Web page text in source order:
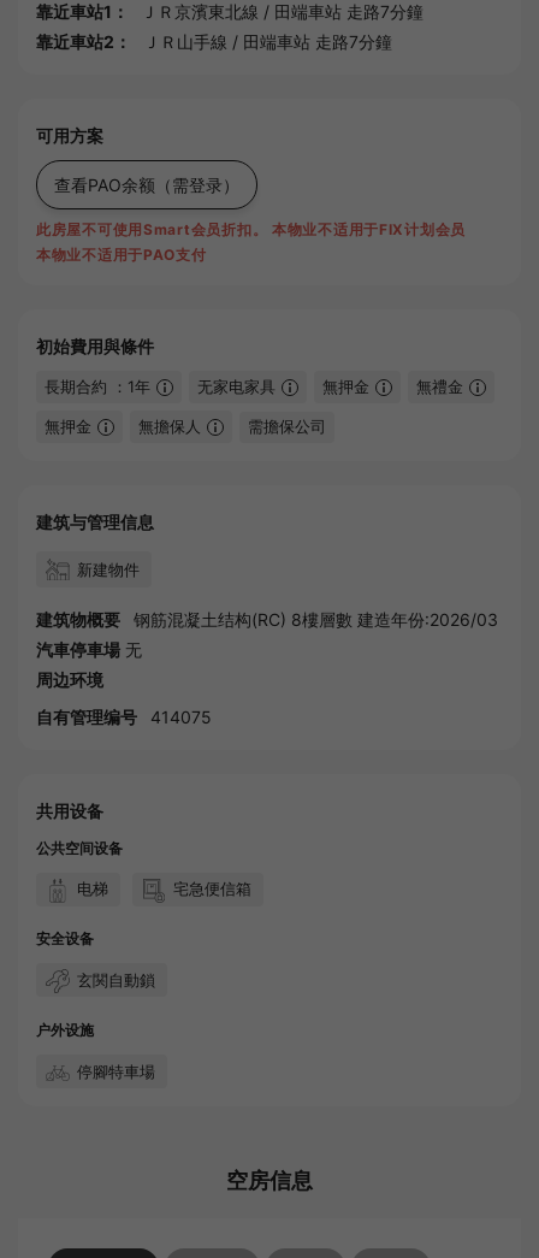
靠近車站1：
ＪＲ京濱東北線 / 田端車站 走路7分鐘
靠近車站2：
ＪＲ山手線 / 田端車站 走路7分鐘
可用方案
查看PAO余额 （需登录）
此房屋不可使用Smart会员折扣。
本物业不适用于FIX计划会员
本物业不适用于PAO支付
初始費用與條件
長期合約 ：1年 无家电家具 無押金 無禮金
無押金 無擔保人 需擔保公司
建筑与管理信息
新建物件
建筑物概要
钢筋混凝土结构(RC) 8樓層數 建造年份:2026/03
汽車停車場 无
周边环境
自有管理编号
414075
共用设备
公共空间设备
电梯 宅急便信箱
安全设备
玄関自動鎖
户外设施
停腳特車場
空房信息